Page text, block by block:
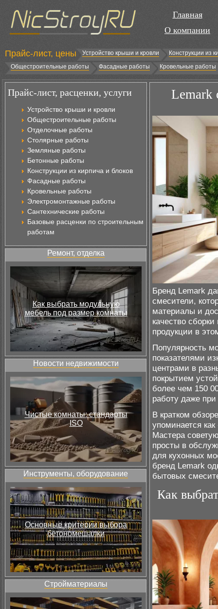
Главная
О компании
Прайс-лист, цены Устройство крыши и кровли
Конструкции из
Общестроительные работы
Фасадные работы Кровельные работы
Прайс-лист, расценки, услуги
Устройство крыши и кровли
Общестроительные работы
Отделочные работы
Столярные работы
Земляные работы
Бетонные работы
Конструкции из кирпича и блоков
Фасадные работы
Кровельные работы
Электромонтажные работы
Сантехнические работы
Базовые расценки по строительным
работам
Ремонт, отделка
Как выбрать модульную
мебель под размер комнаты
Новости недвижимости
Чистые комнаты: стандарты
ISO
Инструменты, оборудование
Основные критерии выбора
бетономешалки
Стройматериалы
Lemark
Бренд Lemark
смесители,
материалы и
качество
продукции в
Популярность
показателями
центрами в
покрытием
более чем 150
работу даже
В кратком
упоминается
Мастера
просты в
для кухонных
бренд Lemark
бытовых
Как